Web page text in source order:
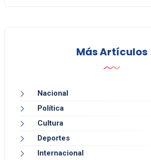
Más Artículos
Nacional
Política
Cultura
Deportes
Internacional